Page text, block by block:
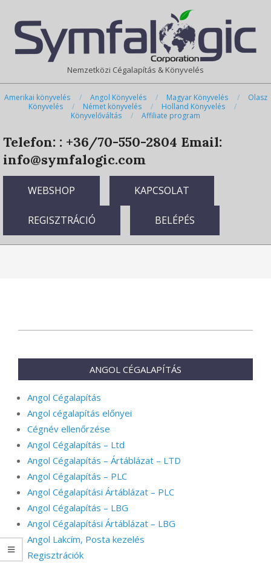
content
Navigation
Menu
Nemzetközi Cégalapítás & Könyvelés
Amerikai könyvelés Angol Könyvelés Magyar Könyvelés
Olasz
Könyvelés
Német könyvelés
Holland Könyvelés
Könyvelőváltás
Affiliate program
Telefon: : +36/70-550-2804 Email:
info@symfalogic.com
WEBSHOP KAPCSOLAT
REGISZTRÁCIÓ BELÉPÉS
ANGOL CÉGALAPÍTÁS
Angol Cégalapítás
Angol cégalapítás előnyei
Cégnév ellenőrzése
Angol Cégalapítás – Ltd
Angol Cégalapítás – Ártáblázat – LTD
Angol Cégalapítás – PLC
Angol Cégalapítási Ártáblázat – PLC
Angol Cégalapítás – LBG
Angol Cégalapítási Ártáblázat – LBG
Angol Lakcím, Posta kezelés
Regisztrációk